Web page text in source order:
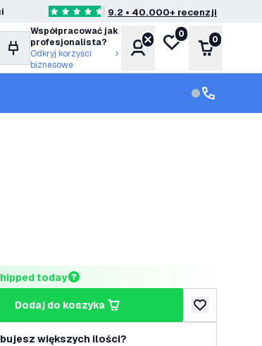
4.6 Gwiazdki oceny9.2 • 40.000+ recenzji
Współpracować jak
profesjonalista?
Odkryj korzyści
biznesowe
KontoMoja lista życzeń
0
Koszyk
0
Obsługa
Obsługa
today
dodaj do koszyka
dodaj do listy
większych ilości?